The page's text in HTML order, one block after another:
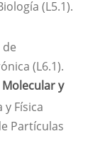
(L5.1).
(L6.1).
y
Física
Partículas